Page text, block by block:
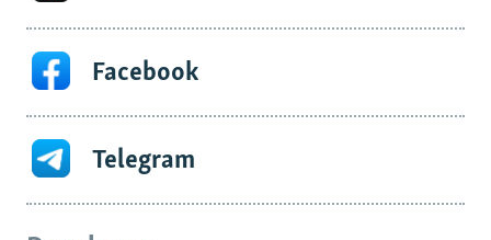
Facebook
Telegram